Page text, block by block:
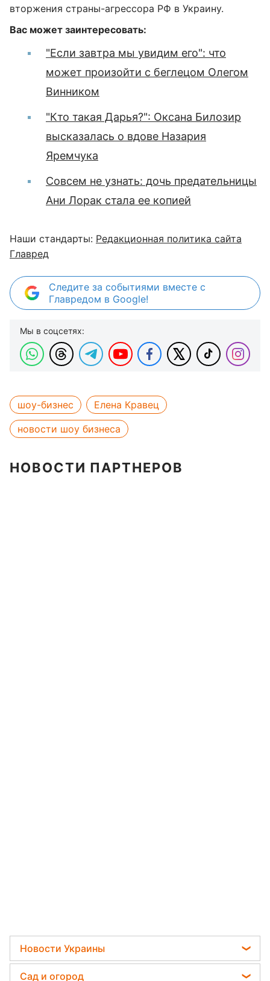
вторжения страны-агрессора РФ в Украину.
Вас может заинтересовать:
"Если завтра мы увидим его": что
может произойти с беглецом Олегом
Винником
"Кто такая Дарья?": Оксана Билозир
высказалась о вдове Назария
Яремчука
Совсем не узнать: дочь предательницы
Ани Лорак стала ее копией
Наши стандарты: Редакционная политика сайта
Главред
Следите за событиями вместе с
Главредом в Google!
Мы в соцсетях:
шоу-бизнес
Елена Кравец
новости шоу бизнеса
НОВОСТИ ПАРТНЕРОВ
Новости Украины
Пенсии в Украине
Сад и огород